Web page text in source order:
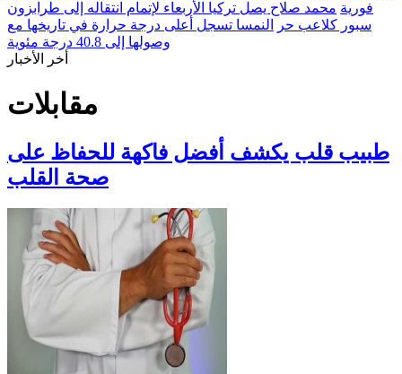
فورية محمد صلاح يصل تركيا الأربعاء لإتمام انتقاله إلى طرابزون
سبور كلاعب حر
النمسا تسجل أعلى درجة حرارة في تاريخها مع
وصولها إلى 40.8 درجة مئوية
أخر الأخبار
مقابلات
طبيب قلب يكشف أفضل فاكهة للحفاظ على
صحة القلب